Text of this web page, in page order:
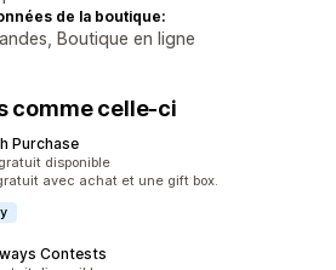
de la boutique:
Boutique en ligne
comme celle-ci
Purchase
disponible
avec achat et une gift box.
Contests